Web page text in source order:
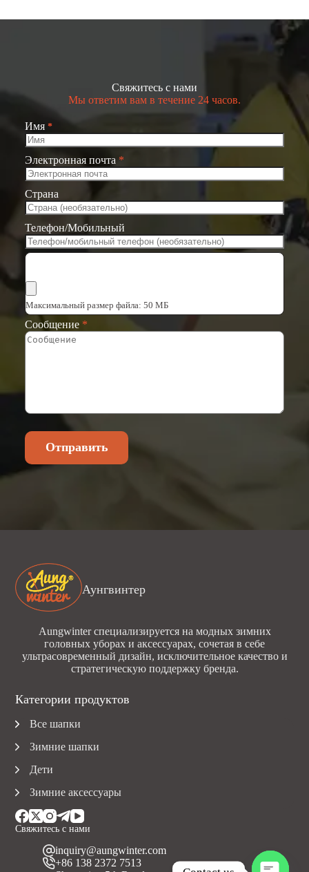
Свяжитесь с нами
Мы ответим вам в течение 24 часов.
Имя *
Электронная почта *
Страна
Телефон/Мобильный
Максимальный размер файла: 50 МБ
Сообщение *
Отправить
Аунгвинтер
Aungwinter специализируется на модных зимних
головных уборах и аксессуарах, сочетая в себе
ультрасовременный дизайн, исключительное качество и
стратегическую поддержку бренда.
Свяжитесь с нами
inquiry@aungwinter.com
+86 138 2372 7513
Категории продуктов
Все шапки
Зимние шапки
Дети
Зимние аксессуары